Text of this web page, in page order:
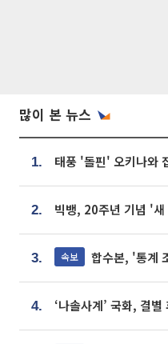
많이 본 뉴스
1.
2.
3. 속보 합수본, '통계 조작' 서
4.